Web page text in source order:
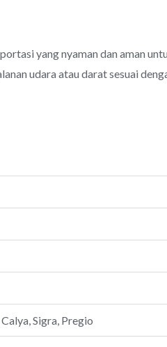
yang nyaman dan aman
udara atau darat sesuai
Sigra, Pregio